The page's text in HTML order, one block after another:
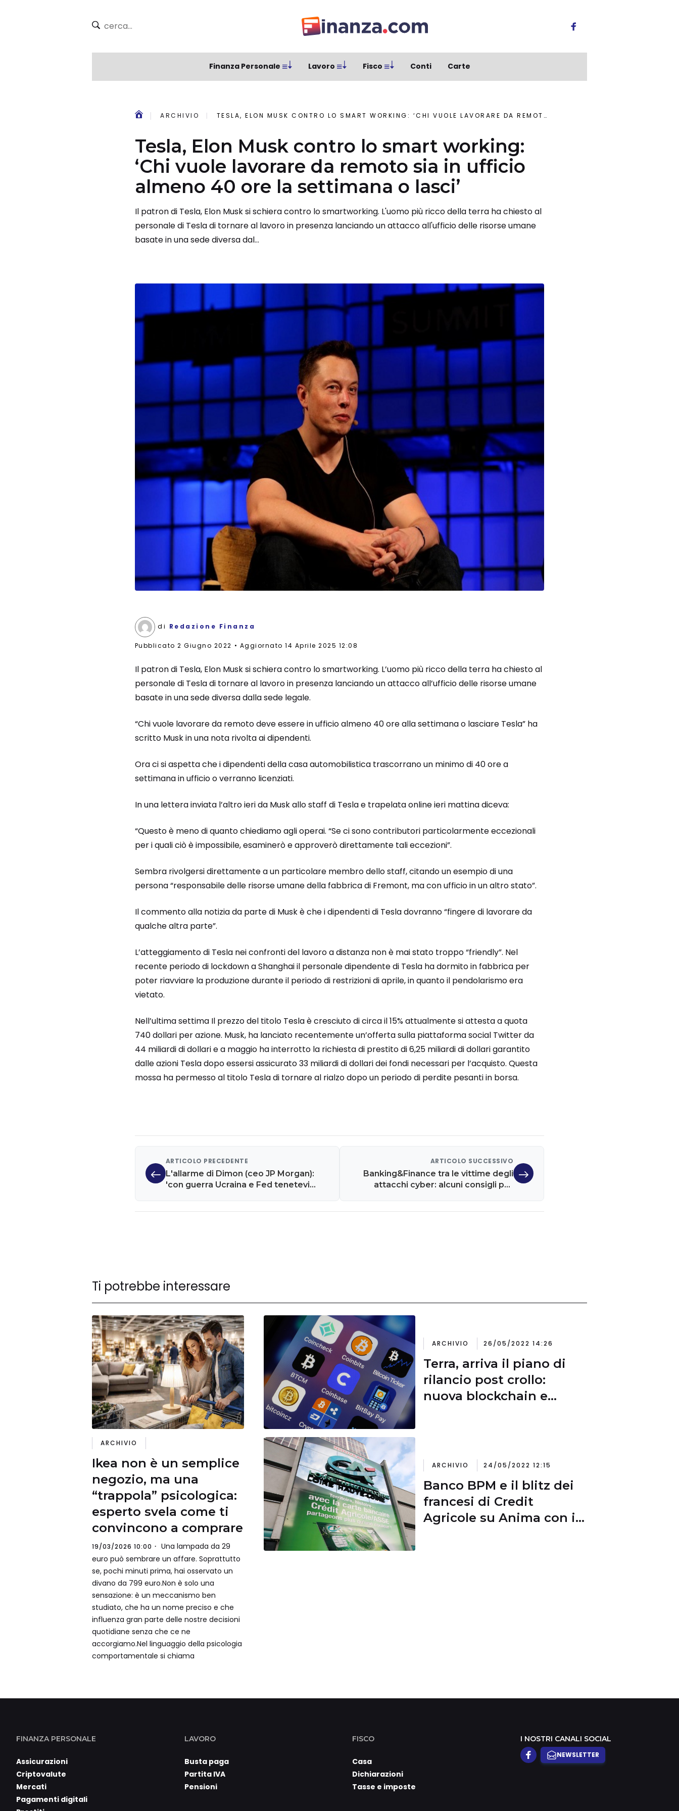
Finanza Personale Lavoro Fisco Conti Carte
ARCHIVIO TESLA, ELON MUSK CONTRO LO SMART WORKING: ‘CHI VUOLE LAVORARE DA REMOTO SIA IN UFFICIO ALMENO 40 ORE LA SETTIMANA O LASCI’
Tesla, Elon Musk contro lo smart working:
‘Chi vuole lavorare da remoto sia in ufficio
almeno 40 ore la settimana o lasci’
Il patron di Tesla, Elon Musk si schiera contro lo smartworking. L'uomo più ricco della terra ha chiesto al
personale di Tesla di tornare al lavoro in presenza lanciando un attacco all'ufficio delle risorse umane
basate in una sede diversa dal...
di Redazione Finanza
Pubblicato2 Giugno 2022 Aggiornato 14 Aprile 2025 12:08
Il patron di Tesla, Elon Musk si schiera contro lo smartworking. L’uomo più ricco della terra ha chiesto al
personale di Tesla di tornare al lavoro in presenza lanciando un attacco all’ufficio delle risorse umane
basate in una sede diversa dalla sede legale.
“Chi vuole lavorare da remoto deve essere in ufficio almeno 40 ore alla settimana o lasciare Tesla” ha
scritto Musk in una nota rivolta ai dipendenti.
Ora ci si aspetta che i dipendenti della casa automobilistica trascorrano un minimo di 40 ore a
settimana in ufficio o verranno licenziati.
In una lettera inviata l’altro ieri da Musk allo staff di Tesla e trapelata online ieri mattina diceva:
“Questo è meno di quanto chiediamo agli operai. “Se ci sono contributori particolarmente eccezionali
per i quali ciò è impossibile, esaminerò e approverò direttamente tali eccezioni”.
Sembra rivolgersi direttamente a un particolare membro dello staff, citando un esempio di una
persona “responsabile delle risorse umane della fabbrica di Fremont, ma con ufficio in un altro stato”.
Il commento alla notizia da parte di Musk è che i dipendenti di Tesla dovranno “fingere di lavorare da
qualche altra parte”.
L’atteggiamento di Tesla nei confronti del lavoro a distanza non è mai stato troppo “friendly”. Nel
recente periodo di lockdown a Shanghai il personale dipendente di Tesla ha dormito in fabbrica per
poter riavviare la produzione durante il periodo di restrizioni di aprile, in quanto il pendolarismo era
vietato.
Nell’ultima settima Il prezzo del titolo Tesla è cresciuto di circa il 15% attualmente si attesta a quota
740 dollari per azione. Musk, ha lanciato recentemente un’offerta sulla piattaforma social Twitter da
44 miliardi di dollari e a maggio ha interrotto la richiesta di prestito di 6,25 miliardi di dollari garantito
dalle azioni Tesla dopo essersi assicurato 33 miliardi di dollari dei fondi necessari per l’acquisto. Questa
mossa ha permesso al titolo Tesla di tornare al rialzo dopo un periodo di perdite pesanti in borsa.
ARTICOLO PRECEDENTE
L'allarme di Dimon (ceo JP Morgan):
'con guerra Ucraina e Fed tenetevi
ARTICOLO SUCCESSIVO
Banking&Finance tra le vittime degli
attacchi cyber: alcuni consigli per
Ti potrebbe interessare
ARCHIVIO
Ikea non è un semplice
negozio, ma una
“trappola” psicologica:
esperto svela come ti
convincono a comprare
19/03/2026 10:00
Una lampada da 29
euro può sembrare un affare. Soprattutto
se, pochi minuti prima, hai osservato un
divano da 799 euro.Non è solo una
sensazione: è un meccanismo ben
studiato, che ha un nome preciso e che
influenza gran parte delle nostre decisioni
quotidiane senza che ce ne
accorgiamo.Nel linguaggio della psicologia
comportamentale si chiama
ARCHIVIO 26/05/2022 14:26
Terra, arriva il piano di
rilancio post crollo:
nuova blockchain e
ARCHIVIO 24/05/2022 12:15
Banco BPM e il blitz dei
francesi di Credit
Agricole su Anima con i
FINANZA PERSONALE
Assicurazioni
Criptovalute
Mercati
Pagamenti digitali
LAVORO
Busta paga
Partita IVA
Pensioni
FISCO
Casa
Dichiarazioni
Tasse e imposte
I NOSTRI CANALI SOCIAL
NEWSLETTER